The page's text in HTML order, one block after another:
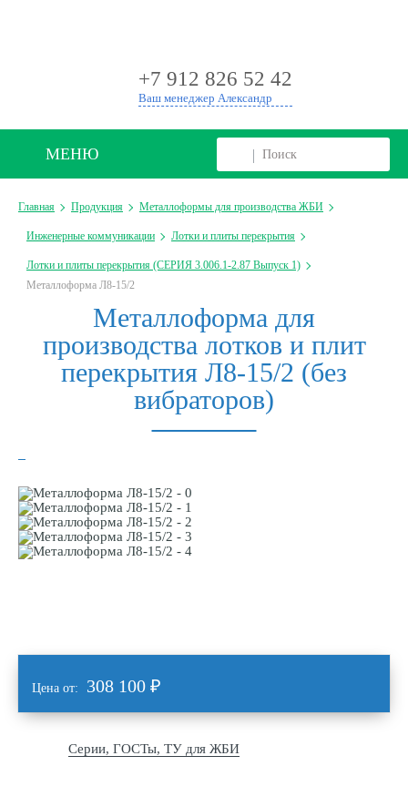
+7 912 826 52 42
Ваш менеджер Александр
МЕНЮ
Главная Продукция Металлоформы для производства ЖБИ
Инженерные коммуникации Лотки и плиты перекрытия
Лотки и плиты перекрытия (СЕРИЯ 3.006.1-2.87 Выпуск 1)
Металлоформа Л8-15/2
Металлоформа для
производства лотков и плит
перекрытия Л8-15/2 (без
вибраторов)
Цена от: 308 100 ₽
Серии, ГОСТы, ТУ для ЖБИ